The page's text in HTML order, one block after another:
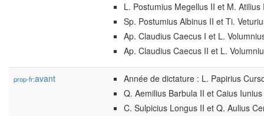
L. Postumius Megellus II et M. Atilius
Sp. Postumius Albinus II et Ti.
Ap. Claudius Caecus I et L.
Ap. Claudius Caecus II et L.
prop-fr:avant
Année de dictature : L. Papirius
Q. Aemilius Barbula II et Caius
C. Sulpicius Longus II et Q. Aulius